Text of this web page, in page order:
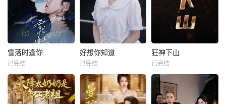
雪落时逢你
已完结
好想你知道
已完结
狂神下山
已完结